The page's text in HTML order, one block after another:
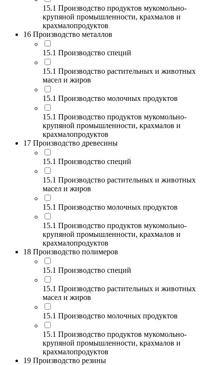
15.1 Производство продуктов мукомольно-
крупяной промышленности, крахмалов и
крахмалопродуктов
16 Производство металлов
15.1 Производство специй
15.1 Производство растительных и животных
масел и жиров
15.1 Производство молочных продуктов
15.1 Производство продуктов мукомольно-
крупяной промышленности, крахмалов и
крахмалопродуктов
17 Производство древесины
15.1 Производство специй
15.1 Производство растительных и животных
масел и жиров
15.1 Производство молочных продуктов
15.1 Производство продуктов мукомольно-
крупяной промышленности, крахмалов и
крахмалопродуктов
18 Производство полимеров
15.1 Производство специй
15.1 Производство растительных и животных
масел и жиров
15.1 Производство молочных продуктов
15.1 Производство продуктов мукомольно-
крупяной промышленности, крахмалов и
крахмалопродуктов
19 Производство резины